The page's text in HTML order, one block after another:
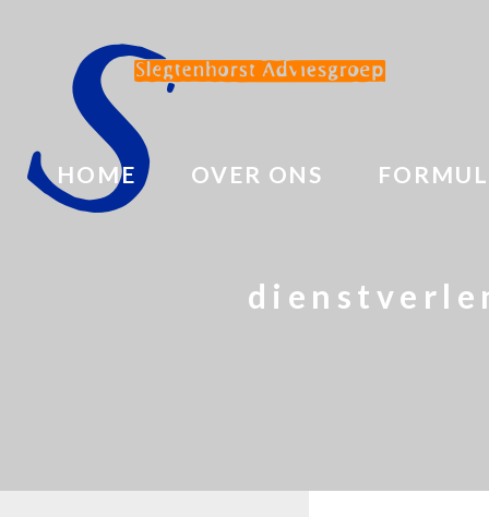
HOME OVER ONS